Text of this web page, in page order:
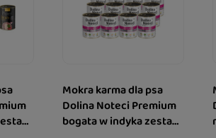
Mokra karma dla psa
Dolina Noteci Premium
bogata w indyka zestaw